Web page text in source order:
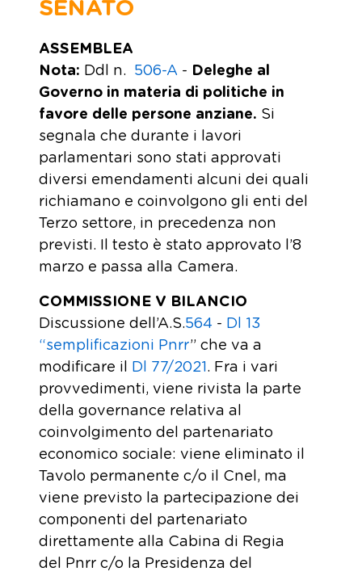
SENATO
ASSEMBLEA
Nota: Ddl n. 506-A - Deleghe al
Governo in materia di politiche in
favore delle persone anziane. Si
segnala che durante i lavori
parlamentari sono stati approvati
diversi emendamenti alcuni dei quali
richiamano e coinvolgono gli enti del
Terzo settore, in precedenza non
previsti. Il testo è stato approvato l’8
marzo e passa alla Camera.
COMMISSIONE V BILANCIO
Discussione dell’A.S.564 - Dl 13
“semplificazioni Pnrr” che va a
modificare il Dl 77/2021. Fra i vari
provvedimenti, viene rivista la parte
della governance relativa al
coinvolgimento del partenariato
economico sociale: viene eliminato il
Tavolo permanente c/o il Cnel, ma
viene previsto la partecipazione dei
componenti del partenariato
direttamente alla Cabina di Regia
del Pnrr c/o la Presidenza del